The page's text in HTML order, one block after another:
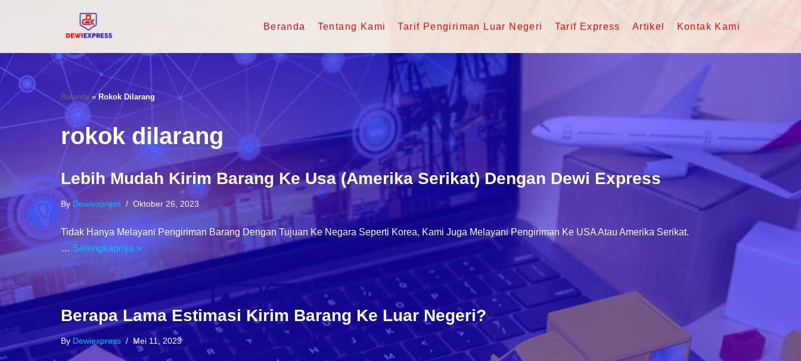
Konten
Beranda Tentang Kami Tarif Pengiriman Luar Negeri Tarif Express Artikel Kontak Kami
Beranda» Rokok Dilarang
rokok dilarang
Lebih Mudah Kirim Barang Ke Usa (Amerika Serikat) Dengan Dewi Express
By Dewiexpress Oktober 26, 2023
Tidak Hanya Melayani Pengiriman Barang Dengan Tujuan Ke Negara Seperti Korea, Kami Juga Melayani Pengiriman Ke USA Atau Amerika Serikat.
… Selengkapnya »
Berapa Lama Estimasi Kirim Barang Ke Luar Negeri?
By Dewiexpress Mei 11, 2023